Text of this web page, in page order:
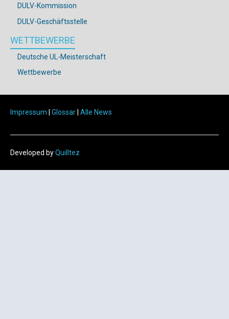
DULV-Kommission
DULV-Geschäftsstelle
WETTBEWERBE
Deutsche UL-Meisterschaft
Wettbewerbe
Impressum Glossar Alle News
Developed byQuilltez